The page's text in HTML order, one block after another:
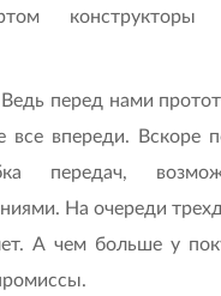
конструкторы
перед нами
впереди. Вскоре
передач,
На очереди
А чем больше у